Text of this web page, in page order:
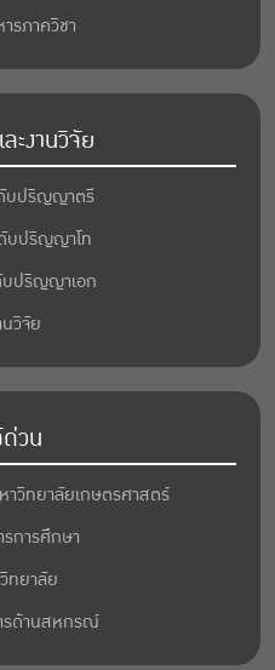
รภาควิชา
ะงานวิจัย
บปริญญาตรี
บปริญญาโท
ปริญญาเอก
วิจัย
วน
วิทยาลัยเกษตรศาสตร์
การศึกษา
ยาลัย
รด้านสหกรณ์